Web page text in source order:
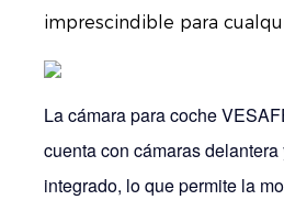
imprescindible para
La cámara para coche
cuenta con cámaras
integrado, lo que permite la